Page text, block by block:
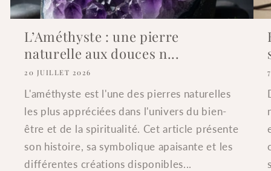
L’Améthyste : une pierre
naturelle aux douces n...
20 JUILLET 2026
L'améthyste est l'une des pierres naturelles
les plus appréciées dans l'univers du bien-
être et de la spiritualité. Cet article présente
son histoire, sa symbolique apaisante et les
différentes créations disponibles...